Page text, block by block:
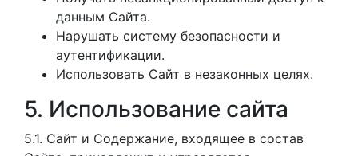
данным Сайта.
Нарушать систему безопасности и
аутентификации.
Использовать Сайт в незаконных целях.
5. Использование сайта
5.1. Сайт и Содержание, входящее в состав